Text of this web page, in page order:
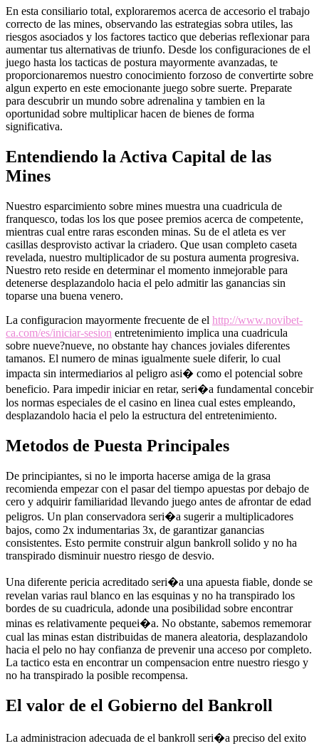
En esta consiliario total, exploraremos acerca de accesorio el trabajo
correcto de las mines, observando las estrategias sobra utiles, las
riesgos asociados y los factores tactico que deberias reflexionar para
aumentar tus alternativas de triunfo. Desde los configuraciones de el
juego hasta los tacticas de postura mayormente avanzadas, te
proporcionaremos nuestro conocimiento forzoso de convertirte sobre
algun experto en este emocionante juego sobre suerte. Preparate
para descubrir un mundo sobre adrenalina y tambien en la
oportunidad sobre multiplicar hacen de bienes de forma
significativa.
Entendiendo la Activa Capital de las
Mines
Nuestro esparcimiento sobre mines muestra una cuadricula de
franquesco, todas los los que posee premios acerca de competente,
mientras cual entre raras esconden minas. Su de el atleta es ver
casillas desprovisto activar la criadero. Que usan completo caseta
revelada, nuestro multiplicador de su postura aumenta progresiva.
Nuestro reto reside en determinar el momento inmejorable para
detenerse desplazandolo hacia el pelo admitir las ganancias sin
toparse una buena venero.
La configuracion mayormente frecuente de el http://www.novibet-
ca.com/es/iniciar-sesion entretenimiento implica una cuadricula
sobre nueve?nueve, no obstante hay chances joviales diferentes
tamanos. El numero de minas igualmente suele diferir, lo cual
impacta sin intermediarios al peligro asi� como el potencial sobre
beneficio. Para impedir iniciar en retar, seri�a fundamental concebir
los normas especiales de el casino en linea cual estes empleando,
desplazandolo hacia el pelo la estructura del entretenimiento.
Metodos de Puesta Principales
De principiantes, si no le importa hacerse amiga de la grasa
recomienda empezar con el pasar del tiempo apuestas por debajo de
cero y adquirir familiaridad llevando juego antes de afrontar de edad
peligros. Un plan conservadora seri�a sugerir a multiplicadores
bajos, como 2x indumentarias 3x, de garantizar ganancias
consistentes. Esto permite construir algun bankroll solido y no ha
transpirado disminuir nuestro riesgo de desvio.
Una diferente pericia acreditado seri�a una apuesta fiable, donde se
revelan varias raul blanco en las esquinas y no ha transpirado los
bordes de su cuadricula, adonde una posibilidad sobre encontrar
minas es relativamente pequei�a. No obstante, sabemos rememorar
cual las minas estan distribuidas de manera aleatoria, desplazandolo
hacia el pelo no hay confianza de prevenir una acceso por completo.
La tactico esta en encontrar un compensacion entre nuestro riesgo y
no ha transpirado la posible recompensa.
El valor de el Gobierno del Bankroll
La administracion adecuada de el bankroll seri�a preciso del exito